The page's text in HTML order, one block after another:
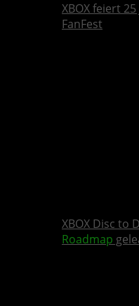
XBOX feiert
FanFest
XBOX Disc to
Roadmap